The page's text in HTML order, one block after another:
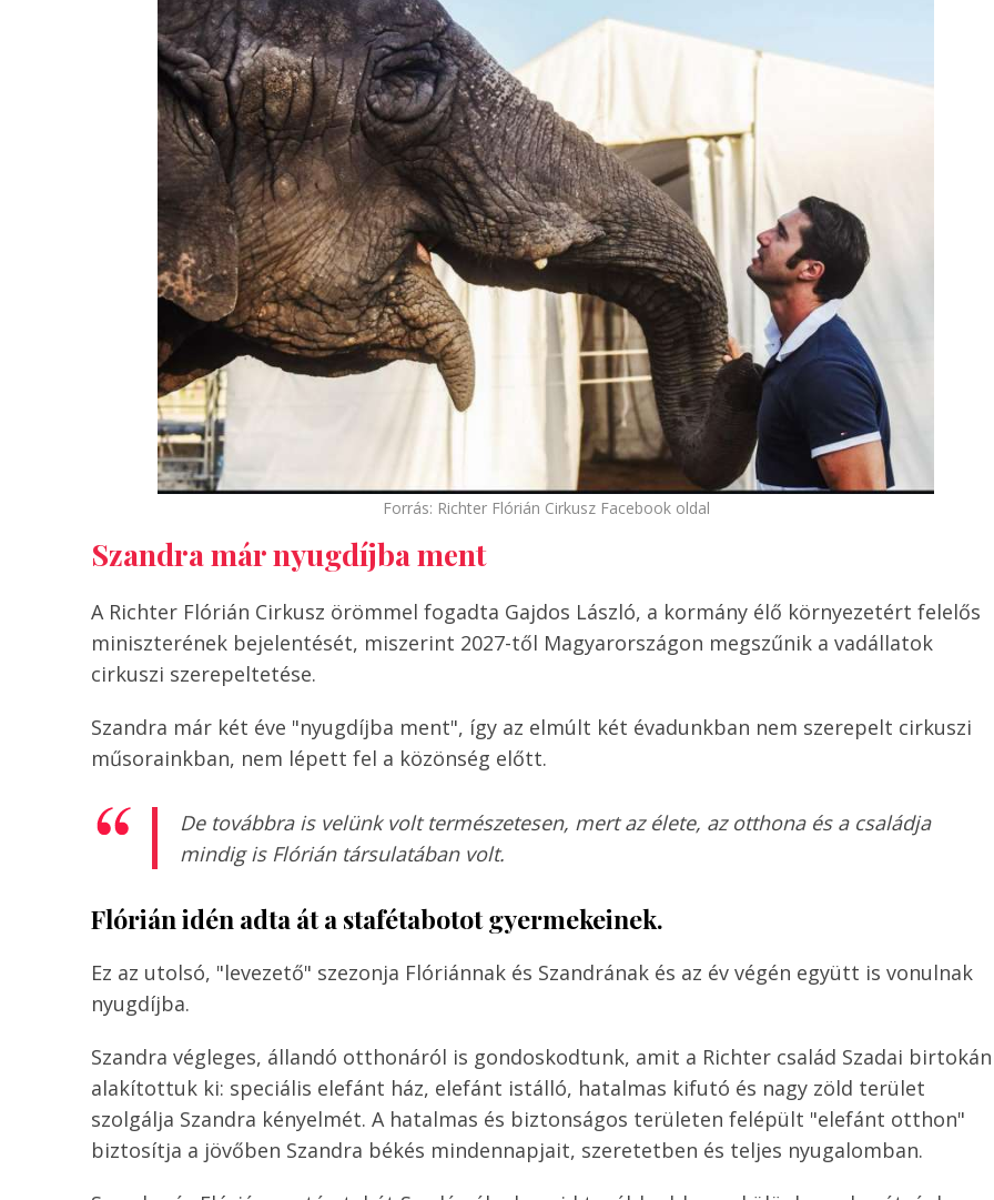
Forrás: Richter Flórián Cirkusz Facebook oldal
Szandra már nyugdíjba ment
A Richter Flórián Cirkusz örömmel fogadta Gajdos László, a kormány élő környezetért felelős
miniszterének bejelentését, miszerint 2027-től Magyarországon megszűnik a vadállatok
cirkuszi szerepeltetése.
Szandra már két éve "nyugdíjba ment", így az elmúlt két évadunkban nem szerepelt cirkuszi
műsorainkban, nem lépett fel a közönség előtt.
De továbbra is velünk volt természetesen, mert az élete, az otthona és a családja
mindig is Flórián társulatában volt.
Flórián idén adta át a stafétabotot gyermekeinek.
Ez az utolsó, "levezető" szezonja Flóriánnak és Szandrának és az év végén együtt is vonulnak
nyugdíjba.
Szandra végleges, állandó otthonáról is gondoskodtunk, amit a Richter család Szadai birtokán
alakítottuk ki: speciális elefánt ház, elefánt istálló, hatalmas kifutó és nagy zöld terület
szolgálja Szandra kényelmét. A hatalmas és biztonságos területen felépült "elefánt otthon"
biztosítja a jövőben Szandra békés mindennapjait, szeretetben és teljes nyugalomban.